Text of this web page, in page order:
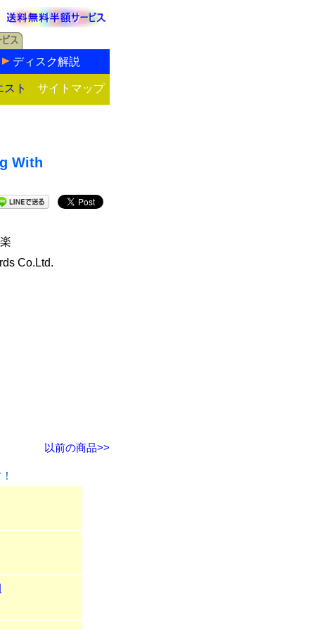
ディスク解説
スト サイトマップ
With
Co.Ltd.
以前の商品>>